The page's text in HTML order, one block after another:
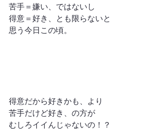
苦手＝嫌い、ではないし
得意＝好き、とも限らないと
思う今日この頃。
得意だから好きかも、より
苦手だけど好き、の方が
むしろイイんじゃないの！？